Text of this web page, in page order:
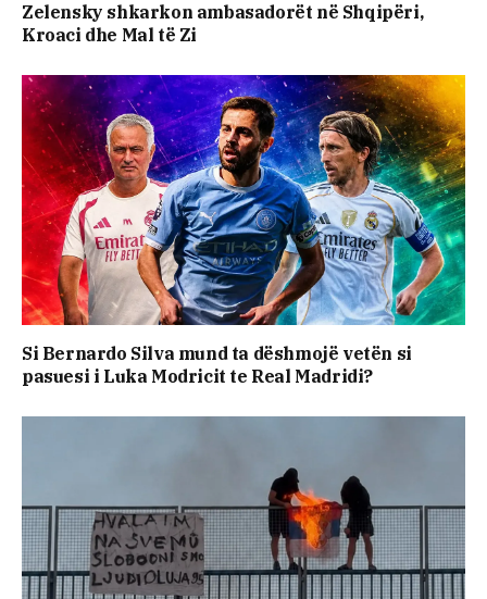
Zelensky shkarkon ambasadorët në Shqipëri,
Kroaci dhe Mal të Zi
Si Bernardo Silva mund ta dëshmojë vetën si
pasuesi i Luka Modricit te Real Madridi?